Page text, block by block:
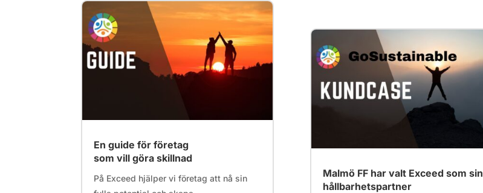
En guide för företag
som vill göra skillnad
På Exceed hjälper vi företag att nå sin
Malmö FF har valt Exceed som sin
hållbarhetspartner